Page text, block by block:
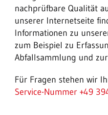
nach­prüfbare Qualität
unserer Internetseite
Informationen zu
zum Beispiel zu
Abfallsammlung und
Für Fragen stehen wir
Service-Nummer +49